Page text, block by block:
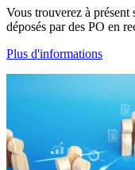
Vous trouverez à présent
déposés par des PO en
Plus d'informations